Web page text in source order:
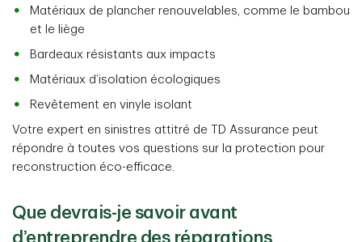
Matériaux de plancher renouvelables, comme le bambou
et le liège
Bardeaux résistants aux impacts
Matériaux d’isolation écologiques
Revêtement en vinyle isolant
Votre expert en sinistres attitré de TD Assurance peut
répondre à toutes vos questions sur la protection pour
reconstruction éco-efficace.
Que devrais-je savoir avant
d’entreprendre des réparations